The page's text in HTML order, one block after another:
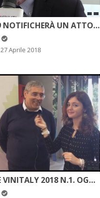
L’ATIAG9 NOTIFICHERÀ UN ATTO DI DIFFIDA A GIRGENTI ACQUE. CE NE PARLA IL PRESIDENTE VINCENZO LOTÀ SUBITO DOPO LA FINE DELL’ASSEMBLEA. DI CAMILLO BOSIO
27 Aprile 2018
SPECIALE VINITALY 2018 N.1. OGGI L’AZIENDA TENUTA CUFFARO CASALE SANTA IDA